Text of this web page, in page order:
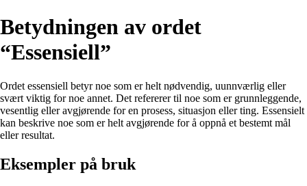
Betydningen av ordet
“Essensiell”
Ordet essensiell betyr noe som er helt nødvendig, uunnværlig eller
svært viktig for noe annet. Det refererer til noe som er grunnleggende,
vesentlig eller avgjørende for en prosess, situasjon eller ting. Essensielt
kan beskrive noe som er helt avgjørende for å oppnå et bestemt mål
eller resultat.
Eksempler på bruk